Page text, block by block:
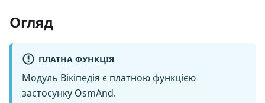
Огляд
ПЛАТНА ФУНКЦІЯ
Модуль Вікіпедія є платною функцією
застосунку OsmAnd.